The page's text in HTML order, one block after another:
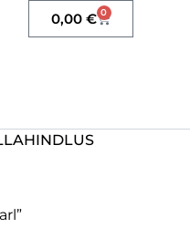
0,00 € 0